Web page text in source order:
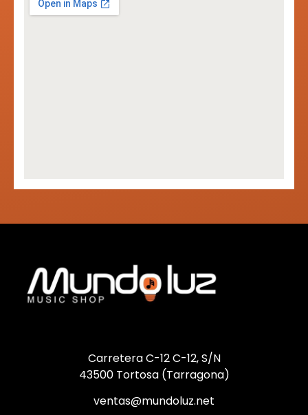
Carretera C-12 C-12, S/N
43500 Tortosa (Tarragona)
ventas@mundoluz.net